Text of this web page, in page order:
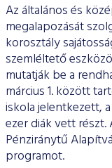
Az általános és
megalapozását
korosztály
szemléltető
mutatják be a
március 1. között
iskola jelentkezett,
ezer diák vett
Pénziránytű
programot.